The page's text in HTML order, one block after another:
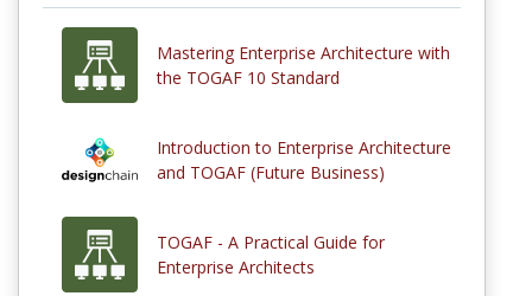
Mastering Enterprise Architecture with
the TOGAF 10 Standard
Introduction to Enterprise Architecture
and TOGAF (Future Business)
TOGAF - A Practical Guide for
Enterprise Architects